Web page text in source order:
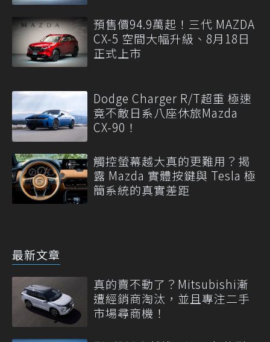
預售價94.9萬起！三代 MAZDA
CX-5 空間大幅升級、8月18日
正式上市
Dodge Charger R/T超重 極速
竟不敵日系八座休旅Mazda
CX-90！
觸控螢幕越大真的更難用？揭
露 Mazda 實體按鍵與 Tesla 極
簡系統的真實差距
最新文章
真的賣不動了？Mitsubishi漸
遭經銷商淘汰，並且專注二手
市場尋商機！